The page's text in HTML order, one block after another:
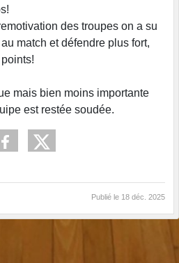
des troupes on a su
match et défendre plus fort,
mais bien moins importante
est restée soudée.
Publié le 18 déc. 2025